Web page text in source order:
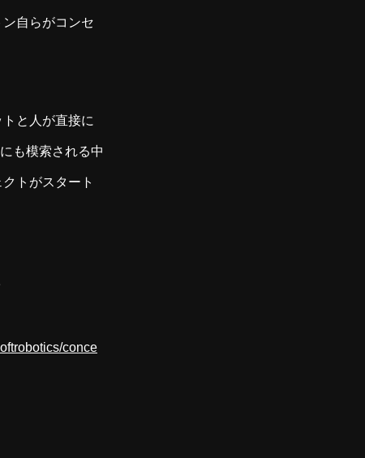
自らがコンセ
と人が直接に
も模索される中
トがスタート
conce